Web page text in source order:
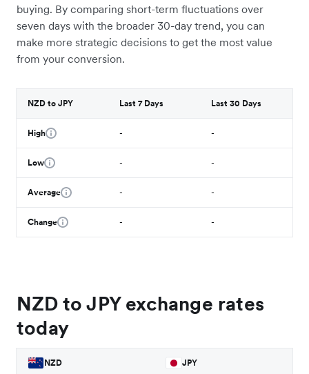
buying. By comparing short-term fluctuations over
seven days with the broader 30-day trend, you can
make more strategic decisions to get the most value
from your conversion.
NZD to JPY Last 7 Days Last 30 Days
High - -
Low - -
Average - -
Change - -
NZD to JPY exchange rates
today
NZD JPY